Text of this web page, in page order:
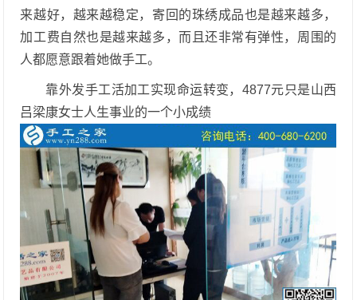
来越好，越来越稳定，寄回的珠绣成品也是越来越多，
加工费自然也是越来越多，而且还非常有弹性，周围的
人都愿意跟着她做手工。
靠外发手工活加工实现命运转变，4877元只是山西
吕梁康女士人生事业的一个小成绩